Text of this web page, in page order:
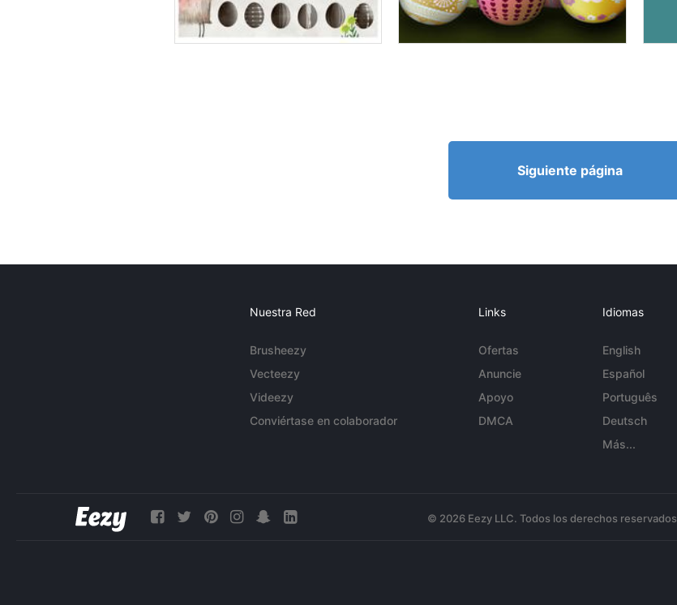
Siguiente página
Nuestra Red
Brusheezy
Vecteezy
Videezy
Conviértase en colaborador
Links
Ofertas
Anuncie
Apoyo
DMCA
Idiomas
English
Español
Português
Deutsch
Más...
© 2026 Eezy LLC. Todos los derechos reservados